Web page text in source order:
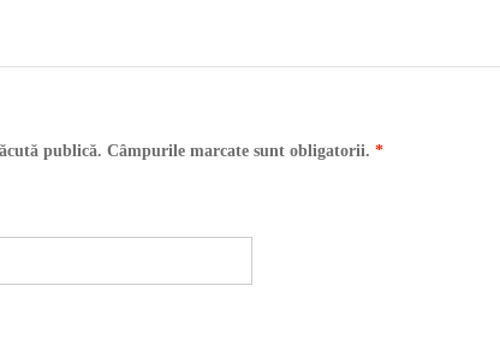
publică. Câmpurile marcate sunt obligatorii. *